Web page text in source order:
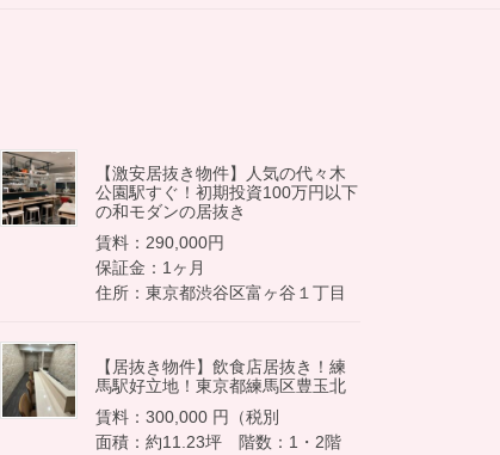
【激安居抜き物件】人気の代々木
公園駅すぐ！初期投資100万円以下
の和モダンの居抜き
賃料：290,000円
保証金：1ヶ月
住所：東京都渋谷区富ヶ谷１丁目
【居抜き物件】飲食店居抜き！練
馬駅好立地！東京都練馬区豊玉北
賃料：300,000 円（税別
面積：約11.23坪 階数：1・2階